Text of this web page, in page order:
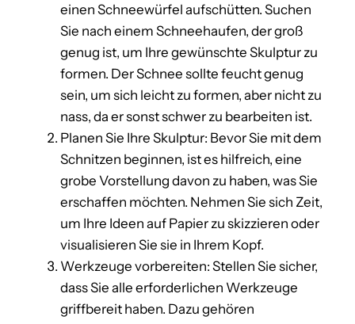
einen Schneewürfel aufschütten. Suchen
Sie nach einem Schneehaufen, der groß
genug ist, um Ihre gewünschte Skulptur zu
formen. Der Schnee sollte feucht genug
sein, um sich leicht zu formen, aber nicht zu
nass, da er sonst schwer zu bearbeiten ist.
Planen Sie Ihre Skulptur: Bevor Sie mit dem
Schnitzen beginnen, ist es hilfreich, eine
grobe Vorstellung davon zu haben, was Sie
erschaffen möchten. Nehmen Sie sich Zeit,
um Ihre Ideen auf Papier zu skizzieren oder
visualisieren Sie sie in Ihrem Kopf.
Werkzeuge vorbereiten: Stellen Sie sicher,
dass Sie alle erforderlichen Werkzeuge
griffbereit haben. Dazu gehören